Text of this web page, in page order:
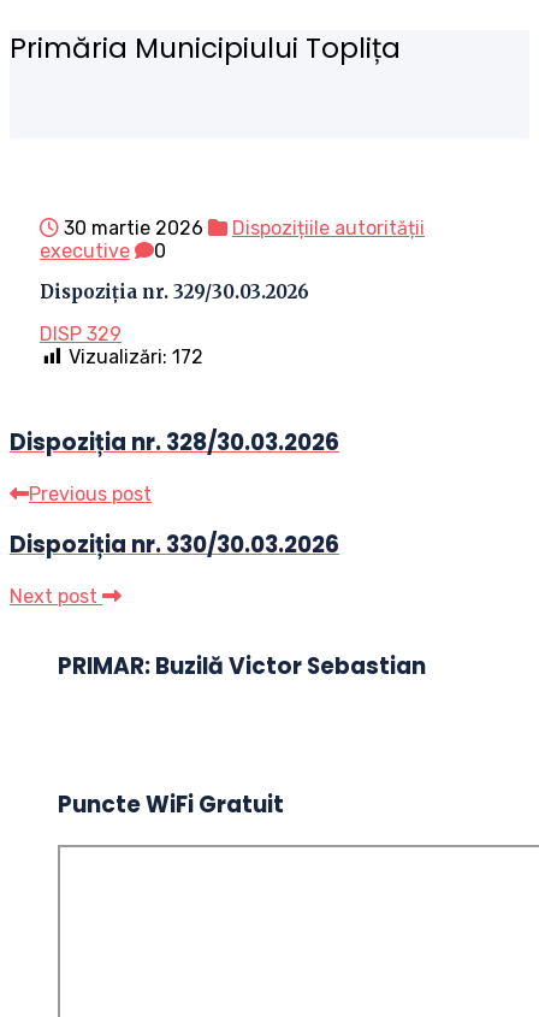
Primăria Municipiului Toplița
30 martie 2026
Dispozițiile autorității
executive
0
Dispoziția nr. 329/30.03.2026
DISP 329
Vizualizări: 172
Dispoziția nr. 328/30.03.2026
Previous post
Dispoziția nr. 330/30.03.2026
Next post
PRIMAR: Buzilă Victor Sebastian
Puncte WiFi Gratuit